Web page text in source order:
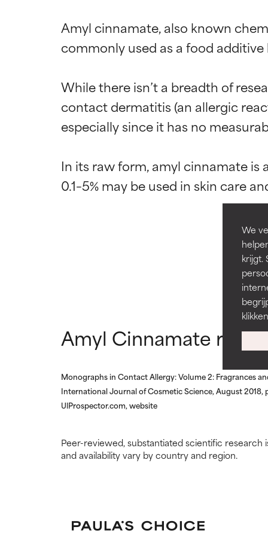
We
krijgt.
Amyl cinnamate, also known
commonly used as a food
While there isn’t a breadth of
contact dermatitis (an allergic
especially since it has no
In its raw form, amyl cinnamate is
Amyl Cinnamate
Monographs in Contact Allergy: Volume 2: Fragrances
International Journal of Cosmetic Science, August 2018,
UlProspector.com, website
Peer-reviewed, substantiated scientific
and availability vary by country and region.
BESTE
meeste
GOED
Doorgaans
het nut ervan
SLECHT
De kans op
andere
Kan irritatie,
bieden, maar
hebben
BESTE
meeste
GOED
Doorgaans
het nut ervan
SLECHT
De kans op
andere
Kan irritatie,
bieden, maar
hebben